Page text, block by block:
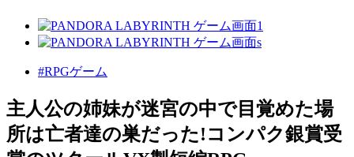
#RPGゲーム
主人公の姉妹が迷宮の中で目覚めた場
所は亡者達の巣だった!コンパク銀賞受